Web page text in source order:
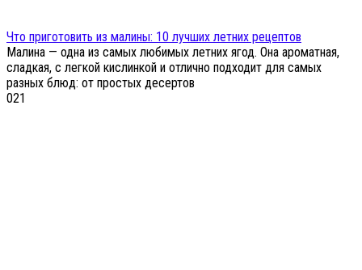
Что приготовить из малины: 10 лучших летних рецептов
Малина — одна из самых любимых летних ягод. Она ароматная,
сладкая, с легкой кислинкой и отлично подходит для самых
разных блюд: от простых десертов
021